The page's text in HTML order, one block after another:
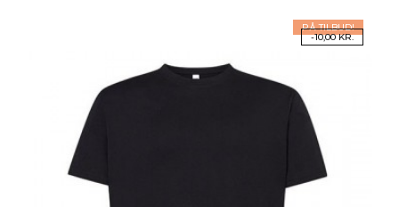
PÅ TILBUD!
-10,00 KR.